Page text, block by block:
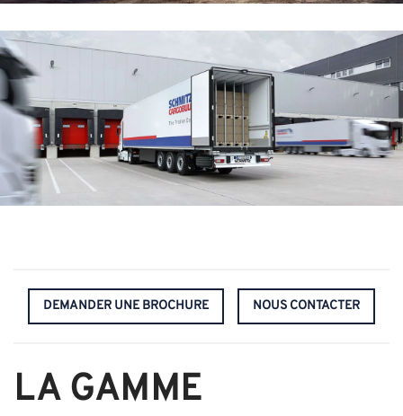
DEMANDER UNE BROCHURE NOUS CONTACTER
LA GAMME